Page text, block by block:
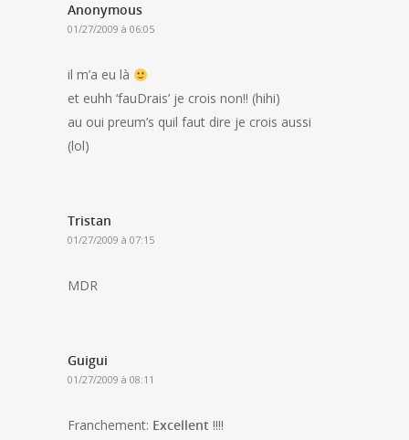
Anonymous
01/27/2009 à 06:05
il m’a eu là
et euhh ‘fauDrais’ je crois non!! (hihi)
au oui preum’s quil faut dire je crois aussi
(lol)
Tristan
01/27/2009 à 07:15
MDR
Guigui
01/27/2009 à 08:11
Franchement: Excellent !!!!